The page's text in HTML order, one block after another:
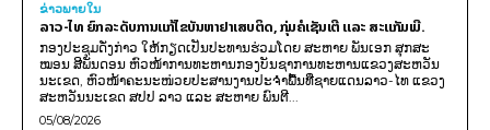
ຂ່າວພາຍ​ໃນ
ລາວ-ໄທ ຍົກລະດັບການແກ້ໄຂບັນຫາຢາເສບຕິດ, ກຸ່ມຄໍເຊັນເຕີ ແລະ ສະແກັມເມີ.
ກອງປະຊຸມດັ່ງກ່າວ ໃຫ້ກຽດເປັນປະທານຮ່ວມໂດຍ ສະຫາຍ ພັນເອກ ສຸກສະ
ໝອນ ສີພັນດອນ ຫົວໜ້າການທະຫານກອງບັນຊາການທະຫານແຂວງສະຫວັນ
ນະເຂດ, ຫົວໜ້າຄະນະໜ່ວຍປະສານງານປະຈຳພື້ນທີ່ຊາຍແດນລາວ-ໄທ ແຂວງ
ສະຫວັນນະເຂດ ສປປ ລາວ ແລະ ສະຫາຍ ພົນຕີ...
05/08/2026